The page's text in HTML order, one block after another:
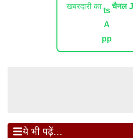
खबरदारी का चैनल
ये भी पढ़ें...